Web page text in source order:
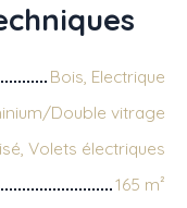
Bois, Electrique
Double vitrage
Volets électriques
165 m²